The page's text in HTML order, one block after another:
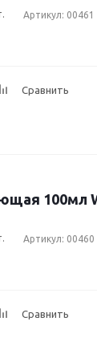
Артикул: 00461
Сравнить
100мл
Артикул: 00460
Сравнить